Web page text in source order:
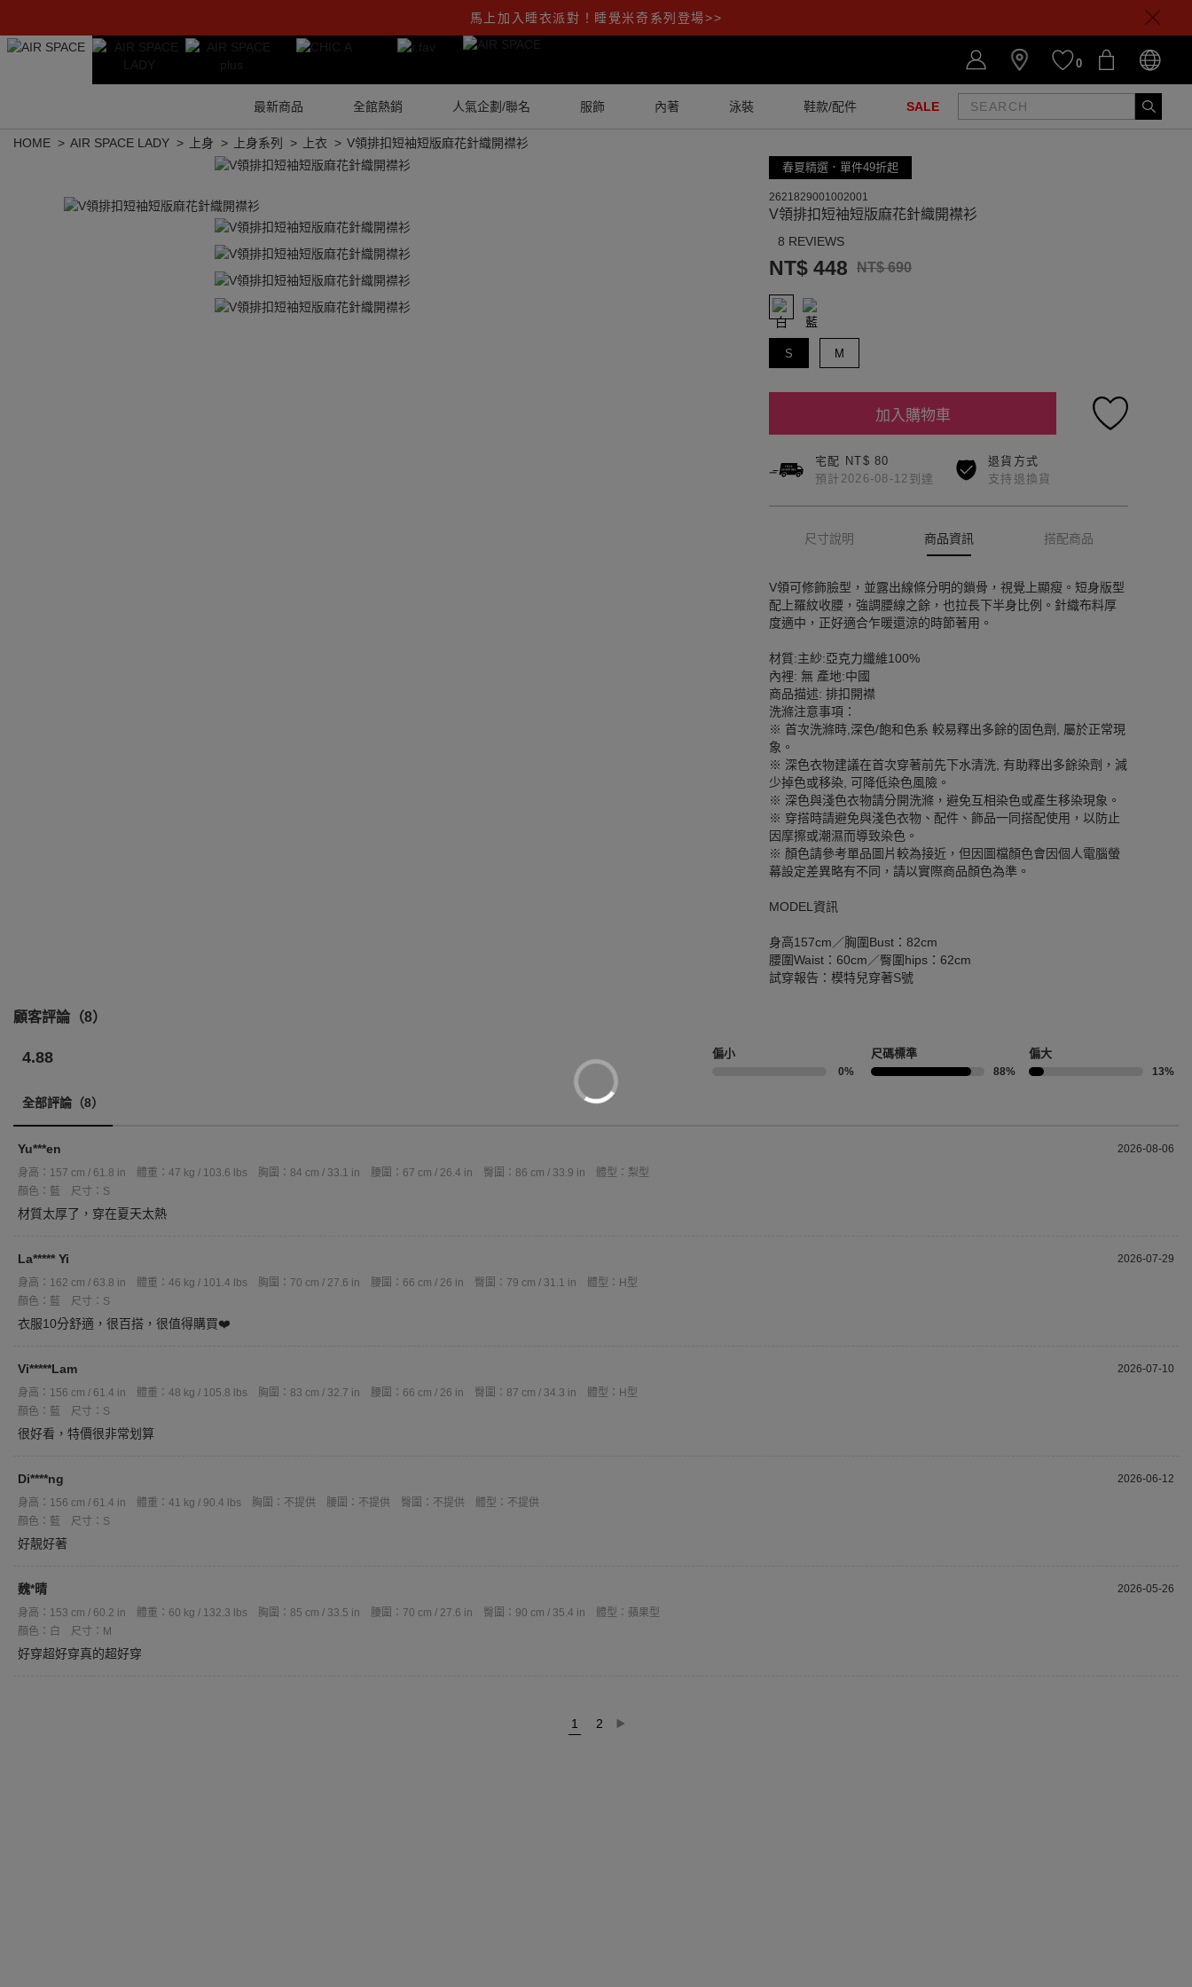
馬上加入睡衣派對！睡覺米奇系列登場>>
0
最新商品 全館熱銷 人氣企劃/聯名 服飾 內著 泳裝 鞋款/配件 SALE
HOME AIR SPACE LADY 上身 上身系列 上衣 V領排扣短袖短版麻花針織開襟衫
春夏精選．單件49折起
2621829001002001
V領排扣短袖短版麻花針織開襟衫
8 REVIEWS
NT$ 448 NT$ 690
S M
加入購物車
宅配 NT$ 80
預計2026-08-12到達
退貨方式
支持退換貨
尺寸說明 商品資訊 搭配商品
V領可修飾臉型，並露出線條分明的鎖骨，視覺上顯瘦。短身版型
配上羅紋收腰，強調腰線之餘，也拉長下半身比例。針織布料厚
度適中，正好適合乍暖還涼的時節著用。
材質:主紗:亞克力纖維100%
內裡: 無 產地:中國
商品描述: 排扣開襟
洗滌注意事項：
※ 首次洗滌時,深色/飽和色系 較易釋出多餘的固色劑, 屬於正常現
象。
※ 深色衣物建議在首次穿著前先下水清洗, 有助釋出多餘染劑，減
少掉色或移染, 可降低染色風險。
※ 深色與淺色衣物請分開洗滌，避免互相染色或產生移染現象。
※ 穿搭時請避免與淺色衣物、配件、飾品一同搭配使用，以防止
因摩擦或潮濕而導致染色。
※ 顏色請參考單品圖片較為接近，但因圖檔顏色會因個人電腦螢
幕設定差異略有不同，請以實際商品顏色為準。
MODEL資訊
身高157cm／胸圍Bust：82cm
腰圍Waist：60cm／臀圍hips：62cm
試穿報告：模特兒穿著S號
顧客評論（8）
4.88 偏小
0%
尺碼標準
88%
偏大
13%
全部評論（8）
Yu***en
身高：157 cm / 61.8 in 體重：47 kg / 103.6 lbs 胸圍：84 cm / 33.1 in 腰圍：67 cm / 26.4 in 臀圍：86 cm / 33.9 in
體型：梨型
顏色：藍
尺寸：S
材質太厚了，穿在夏天太熱
2026-08-06
La***** Yi
身高：162 cm / 63.8 in 體重：46 kg / 101.4 lbs 胸圍：70 cm / 27.6 in 腰圍：66 cm / 26 in 臀圍：79 cm / 31.1 in
體型：H型
顏色：藍
尺寸：S
衣服10分舒適，很百搭，很值得購買❤️
2026-07-29
Vi*****Lam
身高：156 cm / 61.4 in 體重：48 kg / 105.8 lbs 胸圍：83 cm / 32.7 in 腰圍：66 cm / 26 in 臀圍：87 cm / 34.3 in
體型：H型
顏色：藍
尺寸：S
很好看，特價很非常划算
2026-07-10
Di****ng
身高：156 cm / 61.4 in 體重：41 kg / 90.4 lbs 胸圍：不提供 腰圍：不提供 臀圍：不提供
體型：不提供
顏色：藍
尺寸：S
好靚好著
2026-06-12
魏*晴
身高：153 cm / 60.2 in 體重：60 kg / 132.3 lbs 胸圍：85 cm / 33.5 in 腰圍：70 cm / 27.6 in 臀圍：90 cm / 35.4 in
體型：蘋果型
顏色：白
尺寸：M
好穿超好穿真的超好穿
2026-05-26
1 2